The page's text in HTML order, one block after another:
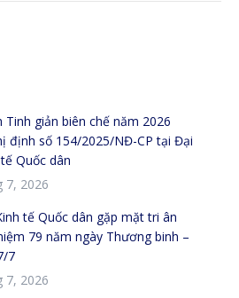
Tinh giản biên chế năm 2026
định số 154/2025/NĐ-CP tại Đại
Quốc dân
7, 2026
tế Quốc dân gặp mặt tri ân
79 năm ngày Thương binh –
7
7, 2026